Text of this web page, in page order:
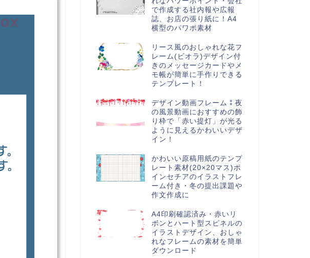
で作成する社内報や広報
誌、お店の張り紙に！A4
横型のパワポ素材
リース風のおしゃれな花フ
レーム(ビオラ)デザイン付
きのメッセージカードやメ
モ帳が簡単に手作りできる
テンプレート！
デザイン動画フレーム⁑夜
の風景動画におすすめの飾
り枠で「赤い提灯」が光る
ように見えるかわいいデザ
イン！
かわいい原稿用紙のテンプ
レート素材(20×20マス)ポ
インセチアのイラストフレ
ーム付き・冬の提出課題や
作文作成に
A4印刷確認済み・赤いリ
ボンとハート型スピネルの
イラストデザイン、おしゃ
れなフレームの素材を簡単
ダウンロード